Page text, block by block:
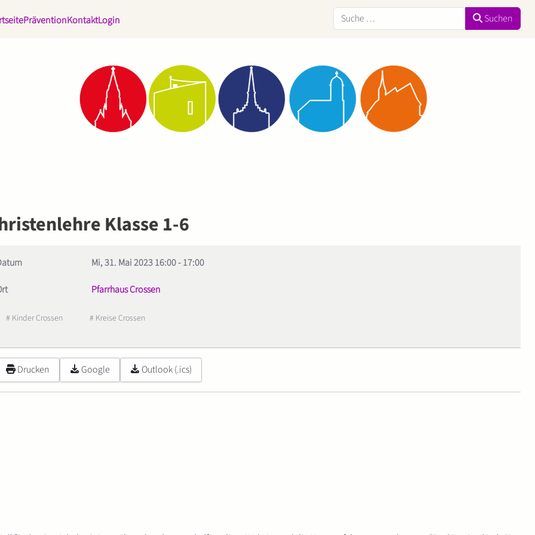
PräventionKontaktLogin Suchen Suchen
Klasse 1-6
Mi, 31. Mai 202316:00-17:00
Pfarrhaus Crossen
# Kinder Crossen # Kreise Crossen
Drucken Google Outlook (.ics)